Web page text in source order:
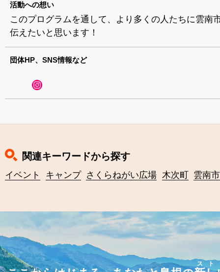
活動への想い
このプログラムを通して、より多くの人たちに雲南
伝えたいと思います！
団体HP、SNS情報など
関連キーワードから探す
イベント キャンプ さくらねがい広場 木次町 雲南市
スト